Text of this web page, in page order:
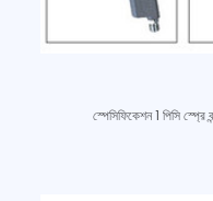
স্পেসিফিকেশন 1 পিসি স্প্রে